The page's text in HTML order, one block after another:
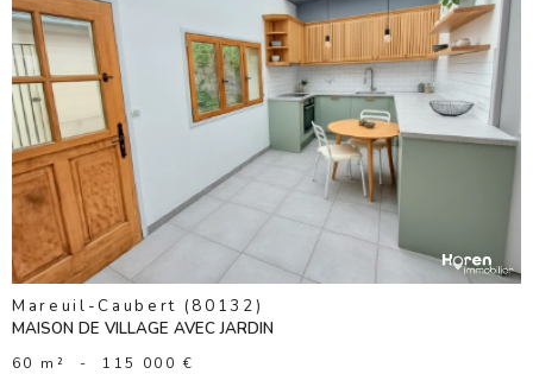
VOIR LE
BIEN
Mareuil-Caubert (80132)
MAISON DE VILLAGE AVEC JARDIN
60 m² - 115 000 €